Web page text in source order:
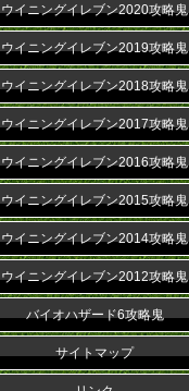
ウイニングイレブン2020攻略鬼
ウイニングイレブン2019攻略鬼
ウイニングイレブン2018攻略鬼
ウイニングイレブン2017攻略鬼
ウイニングイレブン2016攻略鬼
ウイニングイレブン2015攻略鬼
ウイニングイレブン2014攻略鬼
ウイニングイレブン2012攻略鬼
バイオハザード6攻略鬼
サイトマップ